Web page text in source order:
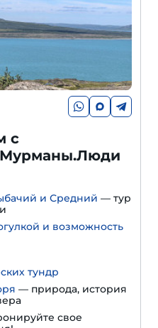
с
и Средний — тур
и возможность
тундр
— природа, история
свое